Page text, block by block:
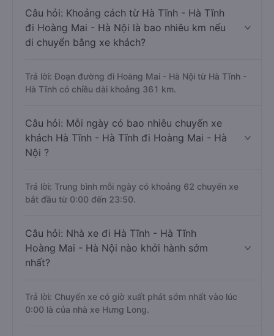
Câu hỏi: Khoảng cách từ Hà Tĩnh - Hà Tĩnh
đi Hoàng Mai - Hà Nội là bao nhiêu km nếu
di chuyển bằng xe khách?
Trả lời: Đoạn đường đi Hoàng Mai - Hà Nội từ Hà Tĩnh -
Hà Tĩnh có chiều dài khoảng 361 km.
Câu hỏi: Mỗi ngày có bao nhiêu chuyến xe
khách Hà Tĩnh - Hà Tĩnh đi Hoàng Mai - Hà
Nội ?
Trả lời: Trung bình mỗi ngày có khoảng 62 chuyến xe
bắt đầu từ 0:00 đến 23:50.
Câu hỏi: Nhà xe đi Hà Tĩnh - Hà Tĩnh
Hoàng Mai - Hà Nội nào khởi hành sớm
nhất?
Trả lời: Chuyến xe có giờ xuất phát sớm nhất vào lúc
0:00 là của nhà xe Hưng Long.